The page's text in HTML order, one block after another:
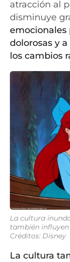
atracción al
disminuye
emocionales
dolorosas y
los cambios
La cultura
también influyen
Créditos: Disney
La cultura